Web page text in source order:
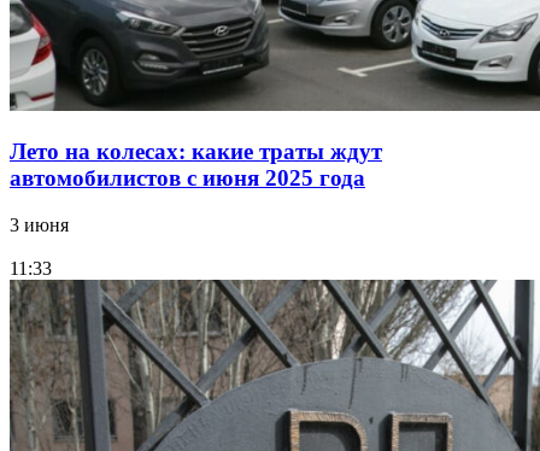
Лето на колесах: какие траты ждут
автомобилистов с июня 2025 года
3 июня
11:33